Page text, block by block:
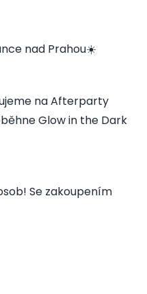
nad Prahou☀️
na Afterparty
Glow in the Dark
Se zakoupením